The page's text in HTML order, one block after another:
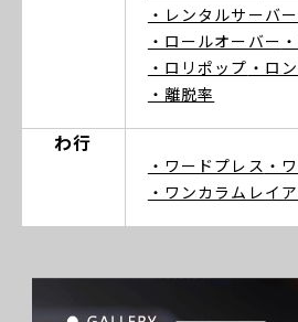
・レンタルサーバー
・ロールオーバー
・ロリポップ ・ロ
・離脱率
わ行
・ワードプレス ・
・ワンカラムレイ